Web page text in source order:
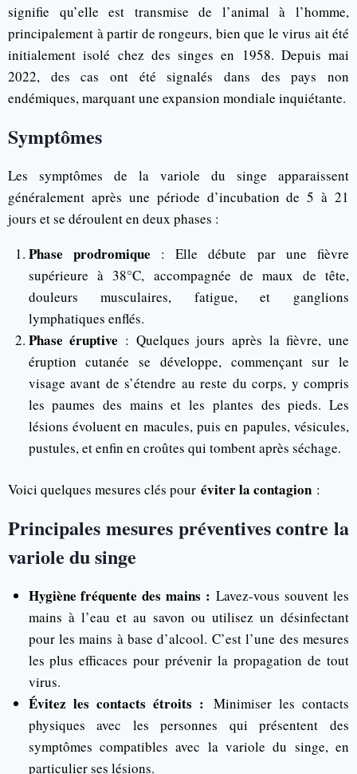
signifie qu’elle est transmise de l’animal à l’homme,
principalement à partir de rongeurs, bien que le virus ait été
initialement isolé chez des singes en 1958. Depuis mai
2022, des cas ont été signalés dans des pays non
endémiques, marquant une expansion mondiale inquiétante.
Symptômes
Les symptômes de la variole du singe apparaissent
généralement après une période d’incubation de 5 à 21
jours et se déroulent en deux phases :
Phase prodromique : Elle débute par une fièvre
supérieure à 38°C, accompagnée de maux de tête,
douleurs musculaires, fatigue, et ganglions
lymphatiques enflés.
Phase éruptive : Quelques jours après la fièvre, une
éruption cutanée se développe, commençant sur le
visage avant de s’étendre au reste du corps, y compris
les paumes des mains et les plantes des pieds. Les
lésions évoluent en macules, puis en papules, vésicules,
pustules, et enfin en croûtes qui tombent après séchage.
Voici quelques mesures clés pour éviter la contagion :
Principales mesures préventives contre la
variole du singe
Hygiène fréquente des mains : Lavez-vous souvent les
mains à l’eau et au savon ou utilisez un désinfectant
pour les mains à base d’alcool. C’est l’une des mesures
les plus efficaces pour prévenir la propagation de tout
virus.
Évitez les contacts étroits : Minimiser les contacts
physiques avec les personnes qui présentent des
symptômes compatibles avec la variole du singe, en
particulier ses lésions.